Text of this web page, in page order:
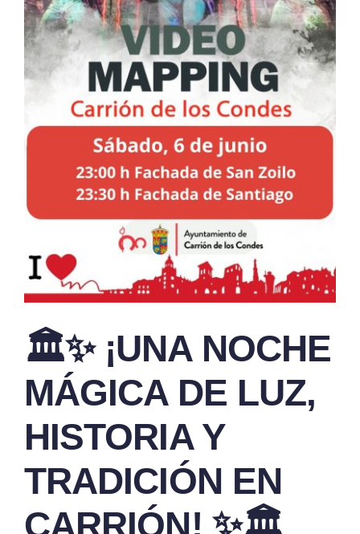
🏛️✨ ¡UNA NOCHE
MÁGICA DE LUZ,
HISTORIA Y
TRADICIÓN EN
CARRIÓN! ✨🏛️